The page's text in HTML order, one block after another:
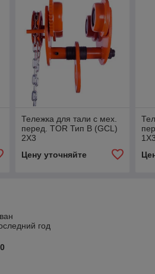
Тележка для тали с мех.
перед. TOR Тип В (GCL)
2Х3
Цену уточняйте
год